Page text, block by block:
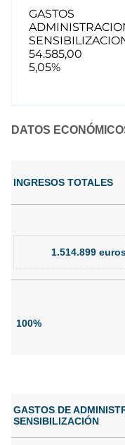
GASTOS
54.585,00
5,05%
DATOS
INGRESOS TOTALES
1.514.899
100%
GASTOS DE